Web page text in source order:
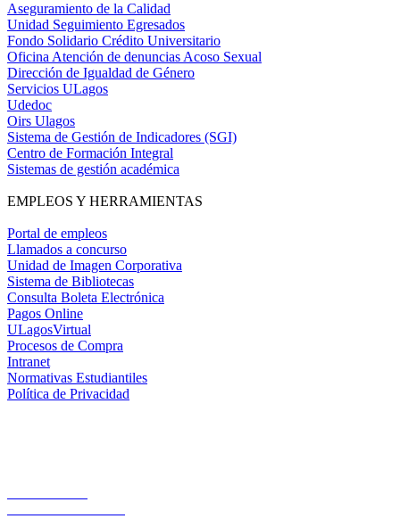
Aseguramiento de la Calidad
Unidad Seguimiento Egresados
Fondo Solidario Crédito Universitario
Oficina Atención de denuncias Acoso Sexual
Dirección de Igualdad de Género
Servicios ULagos
Udedoc
Oirs Ulagos
Sistema de Gestión de Indicadores (SGI)
Centro de Formación Integral
Sistemas de gestión académica
EMPLEOS Y HERRAMIENTAS
Portal de empleos
Llamados a concurso
Unidad de Imagen Corporativa
Sistema de Bibliotecas
Consulta Boleta Electrónica
Pagos Online
ULagosVirtual
Procesos de Compra
Intranet
Normativas Estudiantiles
Política de Privacidad